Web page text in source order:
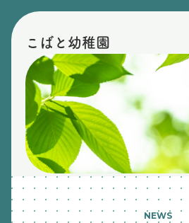
こばと幼稚園
NEWS